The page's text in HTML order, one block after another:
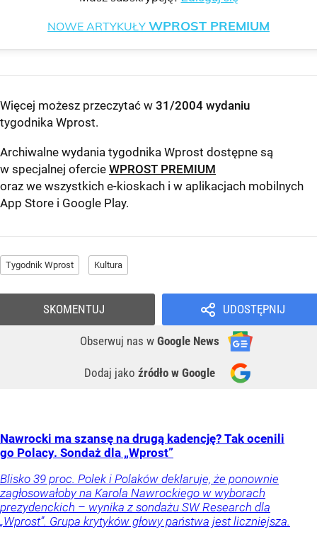
NOWE ARTYKUŁY WPROST PREMIUM
Więcej możesz przeczytać w 31/2004 wydaniu
tygodnika Wprost.
Archiwalne wydania tygodnika Wprost dostępne są
w specjalnej ofercie WPROST PREMIUM
oraz we wszystkich e-kioskach i w aplikacjach mobilnych
App Store i Google Play.
Tygodnik Wprost Kultura
UDOSTĘPNIJ
Obserwuj nas w Google News
Dodaj jako źródło w Google
SKOMENTUJ
Nawrocki ma szansę na drugą kadencję? Tak ocenili
go Polacy. Sondaż dla „Wprost”
Blisko 39 proc. Polek i Polaków deklaruje, że ponownie
zagłosowałoby na Karola Nawrockiego w wyborach
prezydenckich – wynika z sondażu SW Research dla
„Wprost”. Grupa krytyków głowy państwa jest liczniejsza.